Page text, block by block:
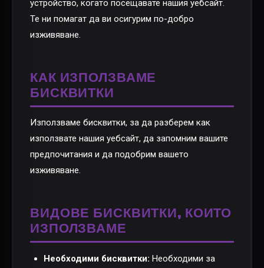
устройство, когато посещавате нашия уебсайт.
Те ни помагат да ви осигурим по-добро
изживяване.
КАК ИЗПОЛЗВАМЕ
БИСКВИТКИ
Използваме бисквитки, за да разберем как
използвате нашия уебсайт, да запомним вашите
предпочитания и да подобрим вашето
изживяване.
ВИДОВЕ БИСКВИТКИ, КОИТО
ИЗПОЛЗВАМЕ
Необходими бисквитки: Необходими за